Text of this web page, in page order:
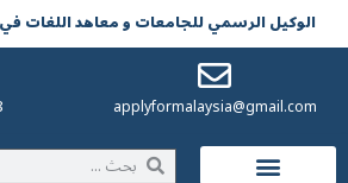
الوکیل الرسمي للجامعات و معاهد اللغات في
applyformalaysia@gmail.com